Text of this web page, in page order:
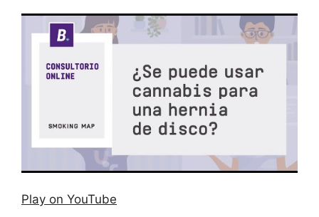
Play on YouTube